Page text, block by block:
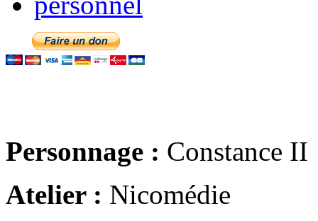
Personnage : Constance II
Atelier : Nicomédie